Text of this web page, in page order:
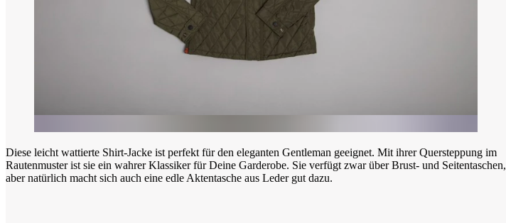
Diese leicht wattierte Shirt-Jacke ist perfekt für den eleganten Gentleman geeignet. Mit ihrer Quersteppung im
Rautenmuster ist sie ein wahrer Klassiker für Deine Garderobe. Sie verfügt zwar über Brust- und Seitentaschen,
aber natürlich macht sich auch eine edle Aktentasche aus Leder gut dazu.